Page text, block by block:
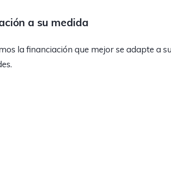
a su medida
la financiación que mejor se adapte a